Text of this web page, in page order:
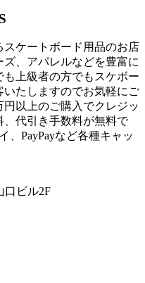
ケートボード用品のお店
、アパレルなどを豊富に
上級者の方でもスケボー
たしますのでお気軽にご
以上のご購入でクレジッ
、代引き手数料が無料で
、PayPayなど各種キャッ
口ビル2F